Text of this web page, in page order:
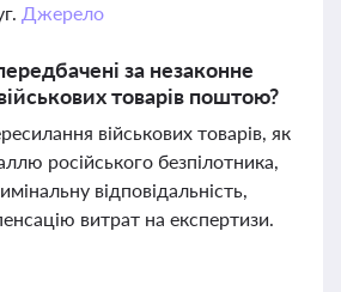
Джерело
за незаконне
товарів поштою?
військових товарів, як
російського безпілотника,
відповідальність,
витрат на експертизи.